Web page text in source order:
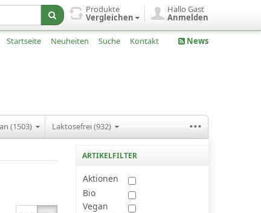
Hallo Gast
Anmelden
Produkte
Vergleichen
Startseite Neuheiten Suche Kontakt News
(1503) Laktosefrei (932) ...
ARTIKELFILTER
Aktionen
Bio
Vegan